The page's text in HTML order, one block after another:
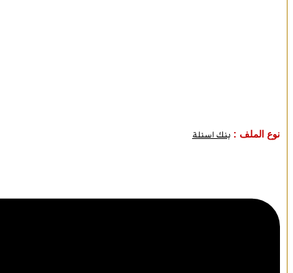
نوع الملف : بنك اسئلة